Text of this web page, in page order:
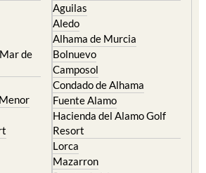
de
Aguilas
Aledo
Alhama de Murcia
Bolnuevo
Camposol
Condado de Alhama
Fuente Alamo
Hacienda del Alamo Golf
Resort
Lorca
Mazarron